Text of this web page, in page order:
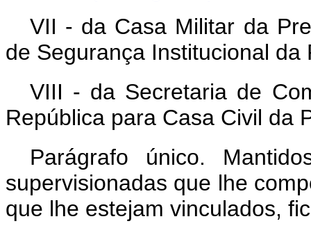
VII - da Casa Militar da
de Segurança Institucional
VIII - da Secretaria de
República para Casa Civil da
Parágrafo único.
supervisionadas que lhe
que lhe estejam vinculados,